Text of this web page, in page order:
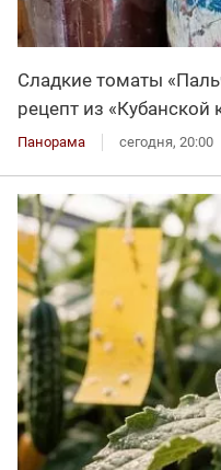
Сладкие томаты
рецепт из «Кубанской
Панорама сегодня, 20:00